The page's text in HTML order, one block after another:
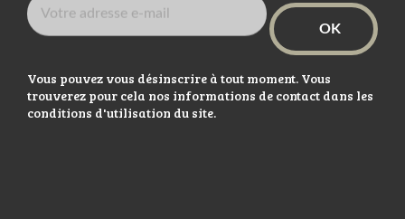
Vous pouvez vous désinscrire à tout moment. Vous
trouverez pour cela nos informations de contact dans les
conditions d'utilisation du site.